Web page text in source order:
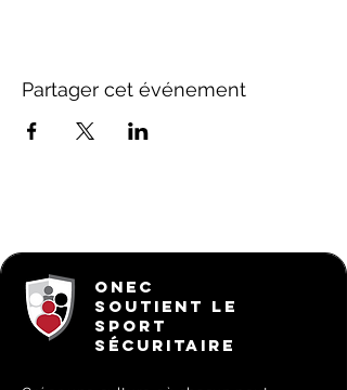
Partager cet événement
ONEC
SOUTIENT LE
SPORT
SÉCURITAIRE